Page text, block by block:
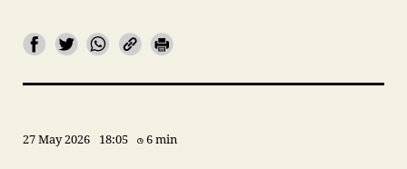
27 May 2026 18:05 6 min